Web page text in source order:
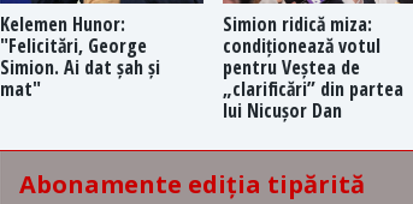
Kelemen Hunor:
"Felicitări, George
Simion. Ai dat șah și
mat"
Simion ridică miza:
condiționează votul
pentru Veștea de
„clarificări” din partea
lui Nicușor Dan
Abonamente ediția tipărită